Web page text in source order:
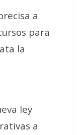
a
para
la
ley
a